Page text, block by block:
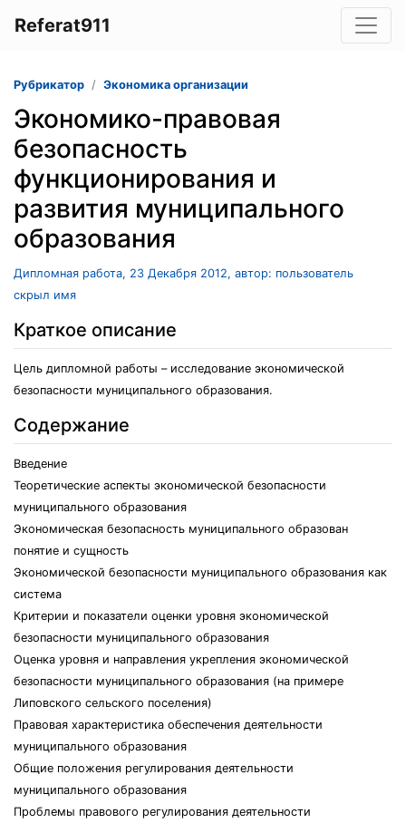
Referat911
Рубрикатор Экономика организации
Экономико-правовая
безопасность
функционирования и
развития муниципального
образования
Дипломная работа, 23 Декабря 2012, автор: пользователь
скрыл имя
Краткое описание
Цель дипломной работы – исследование экономической
безопасности муниципального образования.
Содержание
Введение
Теоретические аспекты экономической безопасности
муниципального образования
Экономическая безопасность муниципального образован
понятие и сущность
Экономической безопасности муниципального образования как
система
Критерии и показатели оценки уровня экономической
безопасности муниципального образования
Оценка уровня и направления укрепления экономической
безопасности муниципального образования (на примере
Липовского сельского поселения)
Правовая характеристика обеспечения деятельности
муниципального образования
Общие положения регулирования деятельности
муниципального образования
Проблемы правового регулирования деятельности